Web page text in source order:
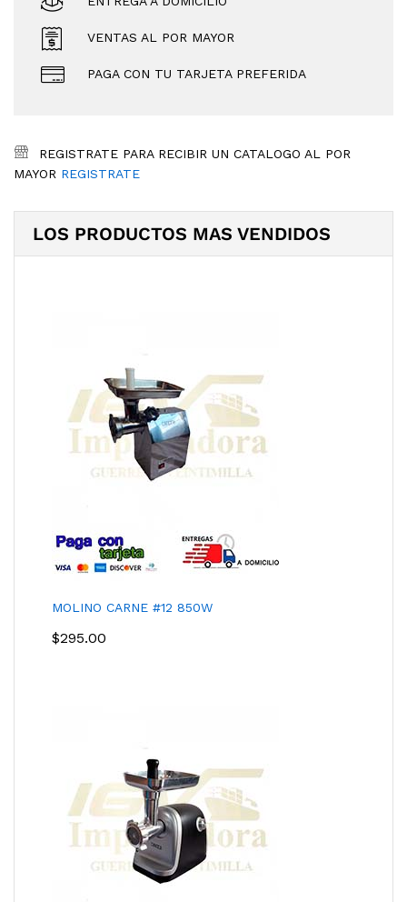
VENTAS AL POR MAYOR
PAGA CON TU TARJETA PREFERIDA
REGISTRATE PARA RECIBIR UN CATALOGO AL POR
MAYOR REGISTRATE
LOS PRODUCTOS MAS VENDIDOS
MOLINO CARNE #12 850W
$295.00